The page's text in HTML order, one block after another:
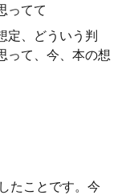
ってて
定、どういう判
って、今、本の想
たことです。今